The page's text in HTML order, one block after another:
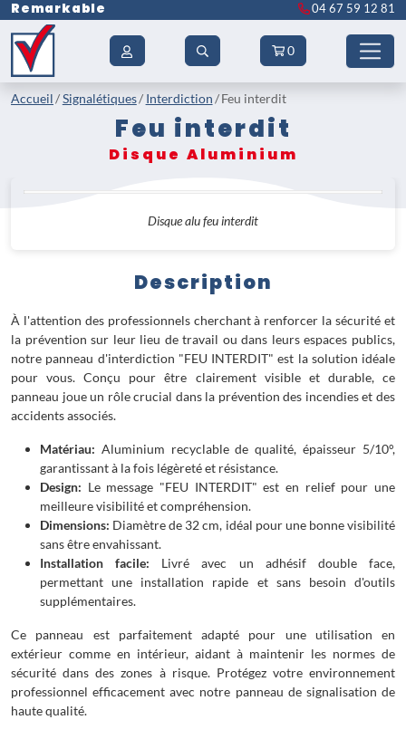
Remarkable 04 67 59 12 81
0
Accueil Signalétiques Interdiction Feu interdit
Feu interdit
Disque Aluminium
Disque alu feu interdit
Description
À l'attention des professionnels cherchant à renforcer la sécurité et
la prévention sur leur lieu de travail ou dans leurs espaces publics,
notre panneau d'interdiction "FEU INTERDIT" est la solution idéale
pour vous. Conçu pour être clairement visible et durable, ce
panneau joue un rôle crucial dans la prévention des incendies et des
accidents associés.
Matériau: Aluminium recyclable de qualité, épaisseur 5/10°,
garantissant à la fois légèreté et résistance.
Design: Le message "FEU INTERDIT" est en relief pour une
meilleure visibilité et compréhension.
Dimensions: Diamètre de 32 cm, idéal pour une bonne visibilité
sans être envahissant.
Installation facile: Livré avec un adhésif double face,
permettant une installation rapide et sans besoin d'outils
supplémentaires.
Ce panneau est parfaitement adapté pour une utilisation en
extérieur comme en intérieur, aidant à maintenir les normes de
sécurité dans des zones à risque. Protégez votre environnement
professionnel efficacement avec notre panneau de signalisation de
haute qualité.